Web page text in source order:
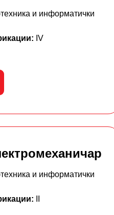
и информатички
IV
и информатички